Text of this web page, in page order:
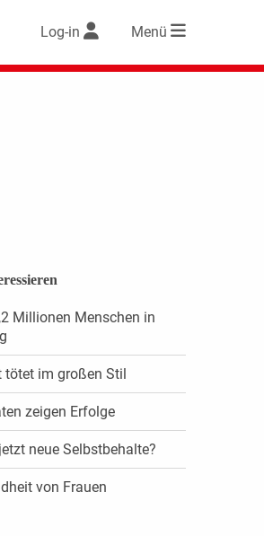
Log-in Menü
Millionen Menschen in
tötet im großen Stil
zeigen Erfolge
neue Selbstbehalte?
von Frauen